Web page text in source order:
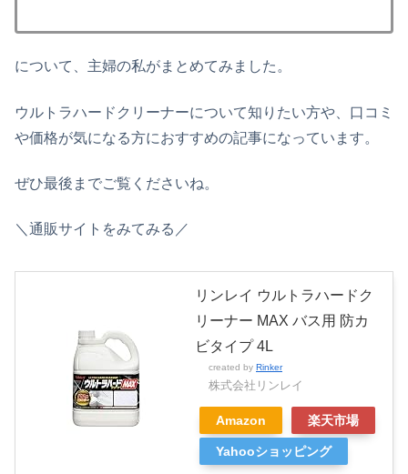
について、主婦の私がまとめてみました。
ウルトラハードクリーナーについて知りたい方や、口コミ
や価格が気になる方におすすめの記事になっています。
ぜひ最後までご覧くださいね。
＼通販サイトをみてみる／
リンレイ ウルトラハードク
リーナー MAX バス用 防カ
ビタイプ 4L
created by Rinker
株式会社リンレイ
Amazon 楽天市場
Yahooショッピング